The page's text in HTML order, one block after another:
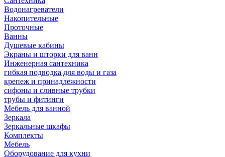
Водонагреватели
Накопительные
Проточные
Ванны
Душевые кабины
Экраны и шторки для ванн
Инженерная сантехника
гибкая подводка для воды и газа
крепеж и принадлежности
сифоны и сливные трубки
трубы и фитинги
Мебель для ванной
Зеркала
Зеркальные шкафы
Комплекты
Мебель
Оборудование для кухни